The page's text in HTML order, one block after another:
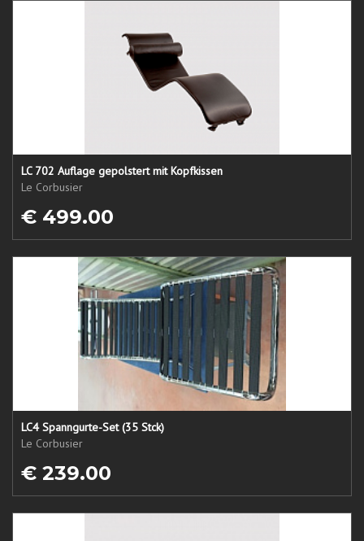
LC 702 Auflage gepolstert mit Kopfkissen
Le Corbusier
€ 499.00
LC4 Spanngurte-Set (35 Stck)
Le Corbusier
€ 239.00